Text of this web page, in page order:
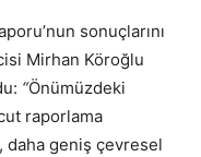
sonuçlarını
Mirhan Köroğlu
“Önümüzdeki
raporlama
daha geniş çevresel